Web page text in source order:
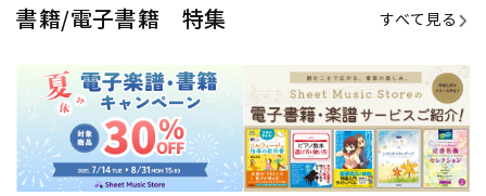
書籍/電子書籍 特集 すべて見る